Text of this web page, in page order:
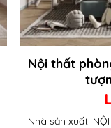
Nội thất
Nhà sản xuất: